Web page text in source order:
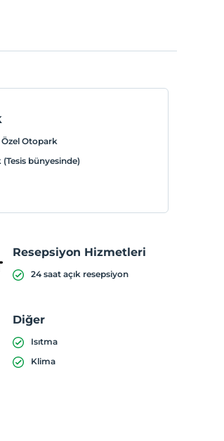
Özel Otopark
bünyesinde)
Resepsiyon Hizmetleri
24 saat açık resepsiyon
Diğer
Isıtma
Klima